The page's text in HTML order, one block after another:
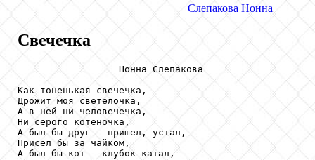
Слепакова Нонна
Свечечка
                  Нонна Слепакова
Как тоненькая свечечка,
Дрожит моя светелочка,
А в ней ни человечечка,
Ни серого котеночка,
А был бы друг — пришел, устал,
Присел бы за чайком,
А был бы кот - клубок катал,